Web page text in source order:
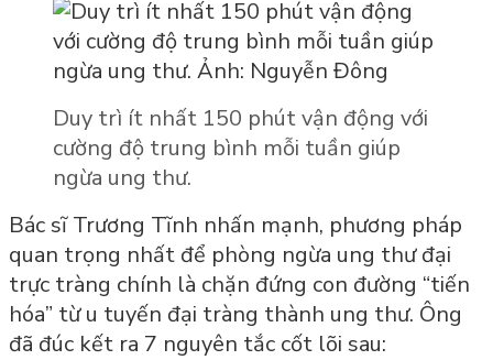
Duy trì ít nhất 150 phút vận động với
cường độ trung bình mỗi tuần giúp
ngừa ung thư.
Bác sĩ Trương Tĩnh nhấn mạnh, phương pháp
quan trọng nhất để phòng ngừa ung thư đại
trực tràng chính là chặn đứng con đường “tiến
hóa” từ u tuyến đại tràng thành ung thư. Ông
đã đúc kết ra 7 nguyên tắc cốt lõi sau: